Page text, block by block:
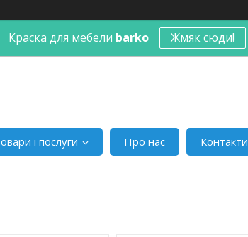
Краска для мебели barko Жмяк сюди!
і послуги Про нас Контакти